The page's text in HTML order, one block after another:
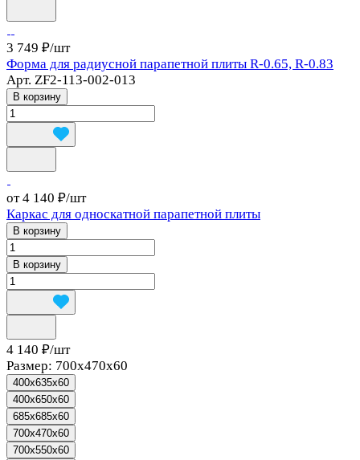
3 749 ₽/шт
Форма для радиусной парапетной плиты R-0.65, R-0.83
Арт. ZF2-113-002-013
В корзину
от 4 140 ₽/шт
Каркас для односкатной парапетной плиты
В корзину
В корзину
4 140 ₽/шт
Размер: 700x470x60
400x635x60
400x650x60
685x685x60
700x470x60
700x550x60